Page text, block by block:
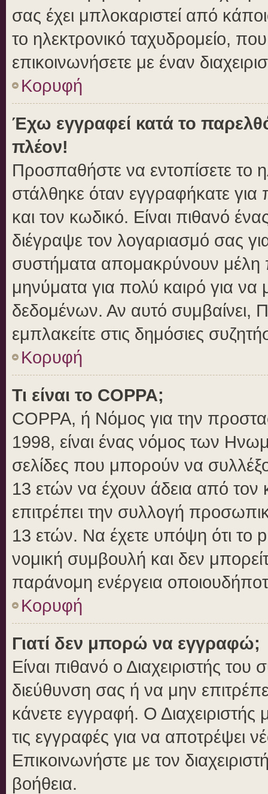
σας έχει μπλοκαριστεί από
το ηλεκτρονικό ταχυδρομείο,
επικοινωνήσετε με έναν
Κορυφή
Έχω εγγραφεί κατά το
πλέον!
Προσπαθήστε να εντοπίσετε το
στάλθηκε όταν εγγραφήκατε
και τον κωδικό. Είναι πιθανό
διέγραψε τον λογαριασμό σας
συστήματα απομακρύνουν μέλη
μηνύματα για πολύ καιρό για
δεδομένων. Αν αυτό συμβαίνει,
εμπλακείτε στις δημόσιες
Κορυφή
Τι είναι το COPPA;
COPPA, ή Νόμος για την
1998, είναι ένας νόμος των
σελίδες που μπορούν να
13 ετών να έχουν άδεια από τον
επιτρέπει την συλλογή
13 ετών. Να έχετε υπόψη ότι το
νομική συμβουλή και δεν
παράνομη ενέργεια
Κορυφή
Γιατί δεν μπορώ να εγγραφώ;
Είναι πιθανό ο Διαχειριστής του
διεύθυνση σας ή να μην
κάνετε εγγραφή. Ο Διαχειριστής
τις εγγραφές για να αποτρέψει
Επικοινωνήστε με τον
βοήθεια.